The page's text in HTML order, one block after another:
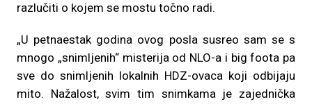
razlučiti o kojem se mostu točno radi.
„U petnaestak godina ovog posla susreo sam se s
mnogo „snimljenih“ misterija od NLO-a i big foota pa
sve do snimljenih lokalnih HDZ-ovaca koji odbijaju
mito. Nažalost, svim tim snimkama je zajednička